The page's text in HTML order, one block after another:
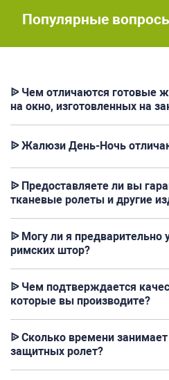
Популярные
ᐉ Чем отличаются готовые
на окно, изготовленных на
ᐉ Жалюзи День-Ночь
ᐉ Предоставляете ли вы
тканевые ролеты и другие
ᐉ Могу ли я предварительно
римских штор?
ᐉ Чем подтверждается
которые вы производите?
ᐉ Сколько времени занимает
защитных ролет?